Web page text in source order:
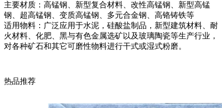
主要材质：高锰钢、新型复合材料、改性高锰钢、新型高锰
钢、超高锰钢、变质高锰钢、多元合金钢、高铬铸铁等
适用物料：广泛应用于水泥，硅酸盐制品，新型建筑材料、耐
火材料、化肥、黑与有色金属选矿以及玻璃陶瓷等生产行业，
对各种矿石和其它可磨性物料进行干式或湿式粉磨。
热品推荐